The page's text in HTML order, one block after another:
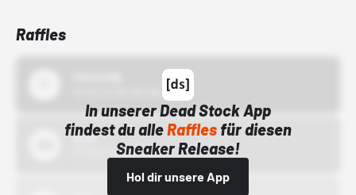
Raffles
In unserer Dead Stock App
findest du alleRafflesfür diesen
Sneaker Release!
Hol dir unsere App
Bstn
01.10.22 00:00 Uhr